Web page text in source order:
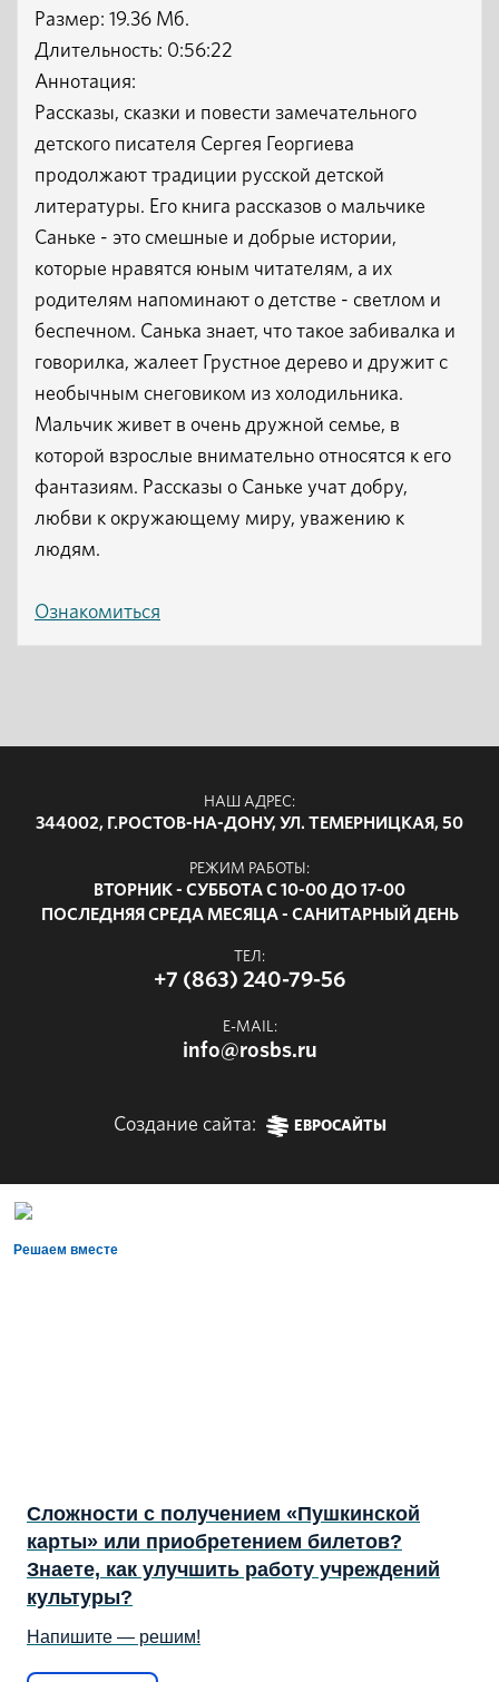
Размер: 19.36 Мб.
Длительность: 0:56:22
Аннотация:
Рассказы, сказки и повести замечательного
детского писателя Сергея Георгиева
продолжают традиции русской детской
литературы. Его книга рассказов о мальчике
Саньке - это смешные и добрые истории,
которые нравятся юным читателям, а их
родителям напоминают о детстве - светлом и
беспечном. Санька знает, что такое забивалка и
говорилка, жалеет Грустное дерево и дружит с
необычным снеговиком из холодильника.
Мальчик живет в очень дружной семье, в
которой взрослые внимательно относятся к его
фантазиям. Рассказы о Саньке учат добру,
любви к окружающему миру, уважению к
людям.
Ознакомиться
НАШ АДРЕС:
344002, Г.РОСТОВ-НА-ДОНУ, УЛ. ТЕМЕРНИЦКАЯ, 50
РЕЖИМ РАБОТЫ:
ВТОРНИК - СУББОТА С 10-00 ДО 17-00
ПОСЛЕДНЯЯ СРЕДА МЕСЯЦА - САНИТАРНЫЙ ДЕНЬ
ТЕЛ:
+7 (863) 240-79-56
E-MAIL:
info@rosbs.ru
Создание сайта: ЕВРОСАЙТЫ
Решаем вместе
Сложности с получением «Пушкинской
карты» или приобретением билетов?
Знаете, как улучшить работу учреждений
культуры?
Напишите — решим!